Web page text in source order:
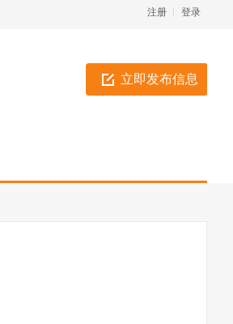
登录
注册
立即发布信息